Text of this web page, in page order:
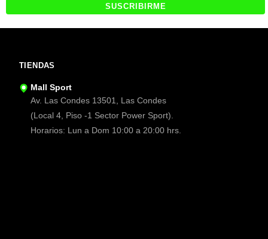
TIENDAS
Mall Sport
Av. Las Condes 13501, Las Condes
(Local 4, Piso -1 Sector Power Sport).
Horarios: Lun a Dom 10:00 a 20:00 hrs.